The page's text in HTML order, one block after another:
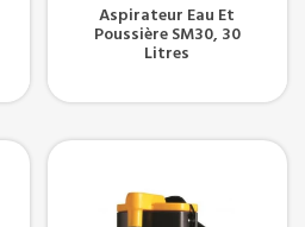
Aspirateur Eau Et
Poussière SM30, 30
Litres